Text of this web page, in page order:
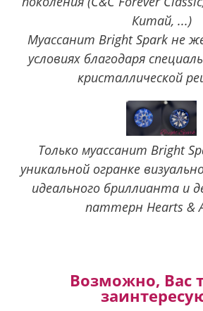
Китай, ...)
Муассанит Bright Spark не
условиях благодаря
кристаллической
Только муассанит Bright
уникальной огранке
идеального бриллианта и
паттерн Hearts &
Возможно, Вас